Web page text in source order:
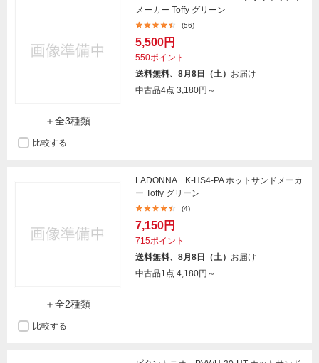
＋全3種類
メーカー Toffy グリーン
(56)
5,500円
550ポイント
送料無料、8月8日（土） お届け
中古品4点 3,180円～
比較する
＋全2種類
LADONNA K-HS4-PA ホットサンドメーカ
ー Toffy グリーン
(4)
7,150円
715ポイント
送料無料、8月8日（土） お届け
中古品1点 4,180円～
比較する